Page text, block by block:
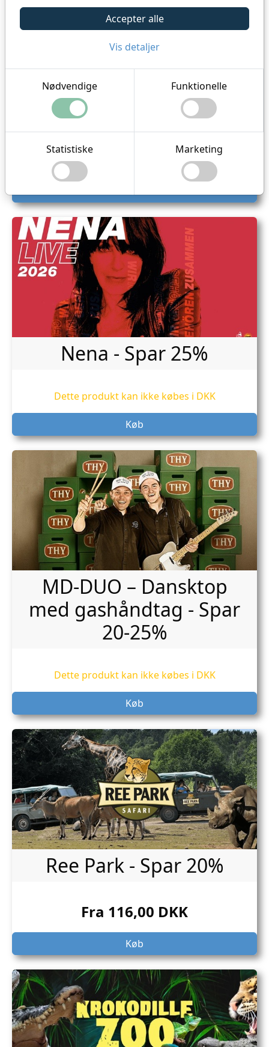
Accepter alle
Vis detaljer
Nødvendige Funktionelle
Statistiske Marketing
BonBon-Land - Spar 25%
Dette produkt kan ikke købes i DKK
Nena - Spar 25%
Dette produkt kan ikke købes i DKK
Køb
MD-DUO – Dansktop
med gashåndtag - Spar
20-25%
Dette produkt kan ikke købes i DKK
Køb
Ree Park - Spar 20%
Fra 116,00 DKK
Køb